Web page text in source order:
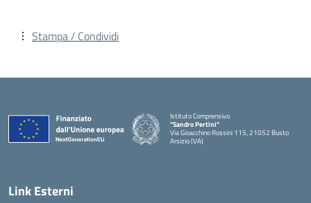
Stampa / Condividi
Istituto Comprensivo
"Sandro Pertini"
Via Gioacchino Rossini 115, 21052 Busto
Arsizio (VA)
Link Esterni